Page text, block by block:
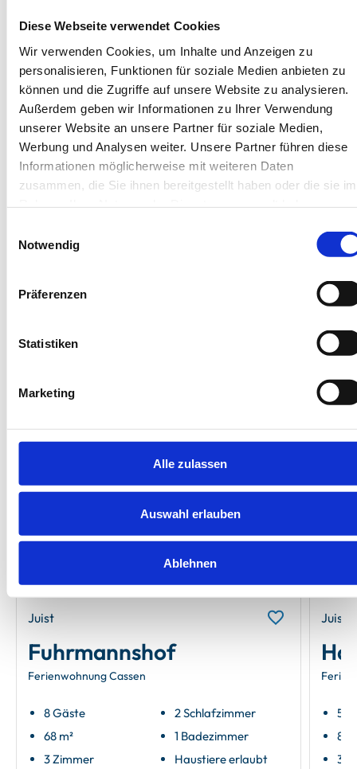
Diese Webseite verwendet Cookies
Wir verwenden Cookies, um Inhalte und Anzeigen zu
personalisieren, Funktionen für soziale Medien anbieten zu
können und die Zugriffe auf unsere Website zu analysieren.
Außerdem geben wir Informationen zu Ihrer Verwendung
unserer Website an unsere Partner für soziale Medien,
Werbung und Analysen weiter. Unsere Partner führen diese
Informationen möglicherweise mit weiteren Daten
zusammen, die Sie ihnen bereitgestellt haben oder die sie im
Notwendig
Präferenzen
Statistiken
Marketing
Alle zulassen
Auswahl erlauben
Ablehnen
Karl-Wagner-Str. 3, 26571 Juist
Diese Unterkunft teilen:
Diese Unterkünfte werden
Ähnliche
Juist
Fuhrmannshof
Ferienwohnung Cassen
8 Gäste
68 m²
3 Zimmer
2 Schlafzimmer
1 Badezimmer
Haustiere erlaubt
Neu
Juist
5
80
3